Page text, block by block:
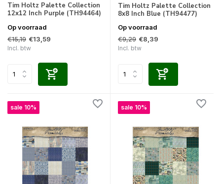
Tim Holtz Palette Collection
12x12 Inch Purple (TH94464)
Op voorraad
€15,19 €13,59
Incl. btw
Tim Holtz Palette Collection
8x8 Inch Blue (TH94477)
Op voorraad
€9,29 €8,39
Incl. btw
sale 10% sale 10%